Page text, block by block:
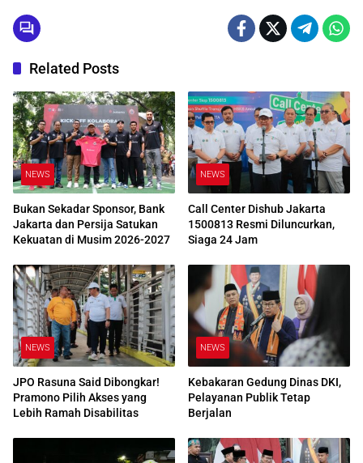
Related Posts
NEWS
Bukan Sekadar Sponsor, Bank
Jakarta dan Persija Satukan
Kekuatan di Musim 2026-2027
NEWS
Call Center Dishub Jakarta
1500813 Resmi Diluncurkan,
Siaga 24 Jam
NEWS
JPO Rasuna Said Dibongkar!
Pramono Pilih Akses yang
Lebih Ramah Disabilitas
NEWS
Kebakaran Gedung Dinas DKI,
Pelayanan Publik Tetap
Berjalan